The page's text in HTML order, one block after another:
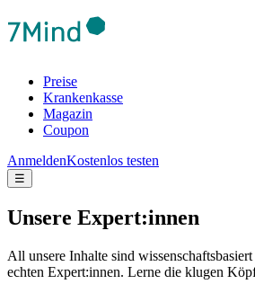
Preise
Krankenkasse
Magazin
Coupon
AnmeldenKostenlos testen
☰
Unsere Expert:innen
All unsere Inhalte sind
echten Expert:innen. Lerne die klugen